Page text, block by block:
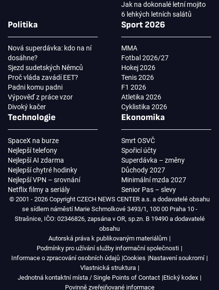
Jak na dokonalé letní mojito
6 lehkých letních salátů
Politika
Nová superdávka: kdo na ní
dosáhne?
Sjezd sudetských Němců
Proč vláda zavádí EET?
Padni komu padni
Výpověď z práce vzor
Divoký kačer
Sport 2026
MMA
Fotbal 2026/27
Hokej 2026
Tenis 2026
F1 2026
Atletika 2026
Cyklistika 2026
Technologie
SpaceX na burze
Nejlepší telefony
Nejlepší AI zdarma
Nejlepší chytré hodinky
Nejlepší VPN – srovnání
Netflix filmy a seriály
Ekonomika
Smrt OSVČ
Spořicí účty
Superdávka – změny
Důchody 2027
Minimální mzda 2027
Senior Pas – slevy
© 2001 - 2026 Copyright CZECH NEWS CENTER a.s. a dodavatelé obsahu
se sídlem náměstí Marie Schmolkové 3493/1, 100 00 Praha 10 -
Strašnice, IČO: 02346826, zapsána v OR, sp.zn. B 19490 a dodavatelé
obsahu
Autorská práva k publikovaným materiálům
Podmínky pro užívání služby informační společnosti
Informace o zpracování osobních údajů Cookies Nastavení soukromí
Vlastnická struktura
Jednotná kontaktní místa / Single Points of Contact Etický kodex
Povinně zveřejňované informace